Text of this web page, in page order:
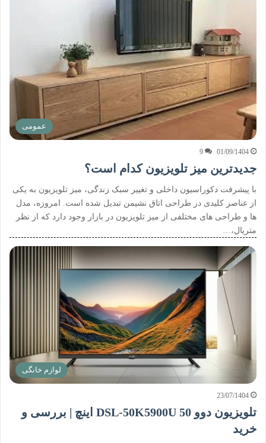
عمومی
01/09/1404
9
جدیدترین میز تلویزیون کدام است؟
با پیشرفت دکوراسیون داخلی و تغییر سبک زندگی، میز تلویزیون به یکی
از عناصر کلیدی در طراحی اتاق نشیمن تبدیل شده است. امروزه، مدل
ها و طراحی های مختلفی از میز تلویزیون در بازار وجود دارد که از نظر
متریال،…
لوازم خانگی
23/07/1404
تلویزیون دوو DSL-50K5900U 50 اینچ | بررسی و
خرید